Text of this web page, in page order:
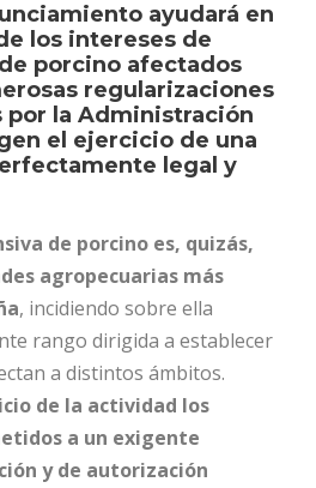
ayudará en
los intereses de
porcino afectados
regularizaciones
por la Administración
el ejercicio de una
legal y
de porcino es, quizás,
agropecuarias más
, incidiendo sobre ella
rango dirigida a establecer
a distintos ámbitos.
de la actividad los
a un exigente
y de autorización